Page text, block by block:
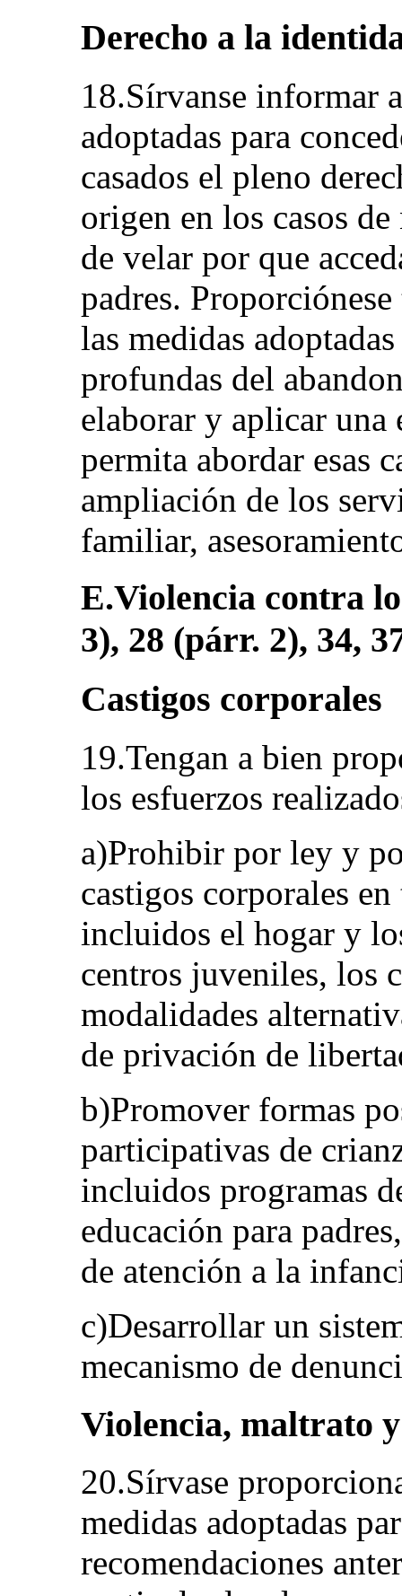
Derecho a la
18.Sírvanse informar
adoptadas para
casados el pleno
origen en los casos
de velar por que
padres.
las medidas
profundas del
elaborar y aplicar una
permita abordar esas
ampliación de los
familiar,
E.Violencia contra
3), 28 (párr. 2), 34,
Castigos corporales
19.Tengan a bien
los esfuerzos
a)Prohibir por ley y
castigos corporales
incluidos el hogar y
centros juveniles, los
modalidades
de privación de
b)Promover formas
participativas de
incluidos programas
educación para
de atención a la
c)Desarrollar un
mecanismo de
Violencia, maltrato
20.Sírvase
medidas adoptadas
recomendaciones